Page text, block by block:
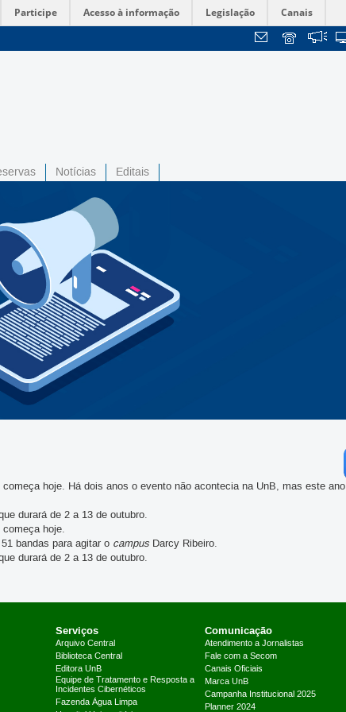
Participe Acesso à informação Legislação Canais
Notícias Editais
hoje. Há dois anos o evento não acontecia na UnB, mas este ano
durará de 2 a 13 de outubro.
hoje.
bandas para agitar o campusDarcy Ribeiro.
durará de 2 a 13 de outubro.
Serviços
Arquivo Central
Biblioteca Central
Editora UnB
Equipe de Tratamento e Resposta a
Incidentes Cibernéticos
Fazenda Água Limpa
Comunicação
Atendimento a Jornalistas
Fale com a Secom
Canais Oficiais
Marca UnB
Campanha Institucional 2025
Planner 2024